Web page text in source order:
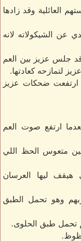
العائلية وقد زادها
عن الشيكولاته لانه
جلس عزيز بين العم
لتمازحه كعادتها.
ارتفعت ضحكات عزيز
ارتفع صوت العم
متعوس الحظ اللي
هيقف ليها العرسان
وهو تحمل الطبق
تحمل طبق الحلوى.